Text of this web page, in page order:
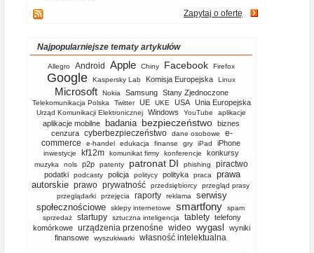
Zapytaj o ofertę
Najpopularniejsze tematy artykułów
Allegro Android Apple Chiny Facebook Firefox
Google Kaspersky Lab Komisja Europejska Linux
Microsoft Nokia Samsung Stany Zjednoczone
Telekomunikacja Polska Twitter UE UKE USA Unia Europejska
Urząd Komunikacji Elektronicznej Windows YouTube aplikacje
aplikacje mobilne badania bezpieczeństwo biznes
cenzura cyberbezpieczeństwo dane osobowe
e-
commerce
e-handel edukacja finanse gry iPad iPhone
inwestycje kf12m komunikat firmy konferencje konkursy
muzyka nols p2p patenty patronat DI phishing piractwo
podatki podcasty policja politycy polityka praca
prawa
autorskie prawo prywatność przedsiębiorcy
przegląd prasy
przeglądarki
przejęcia raporty reklama
serwisy
społecznościowe
sklepy internetowe smartfony
spam
sprzedaż
startupy sztuczna inteligencja tablety telefony
komórkowe
urządzenia przenośne wideo wygasl
wyniki
finansowe
wyszukiwarki własność intelektualna